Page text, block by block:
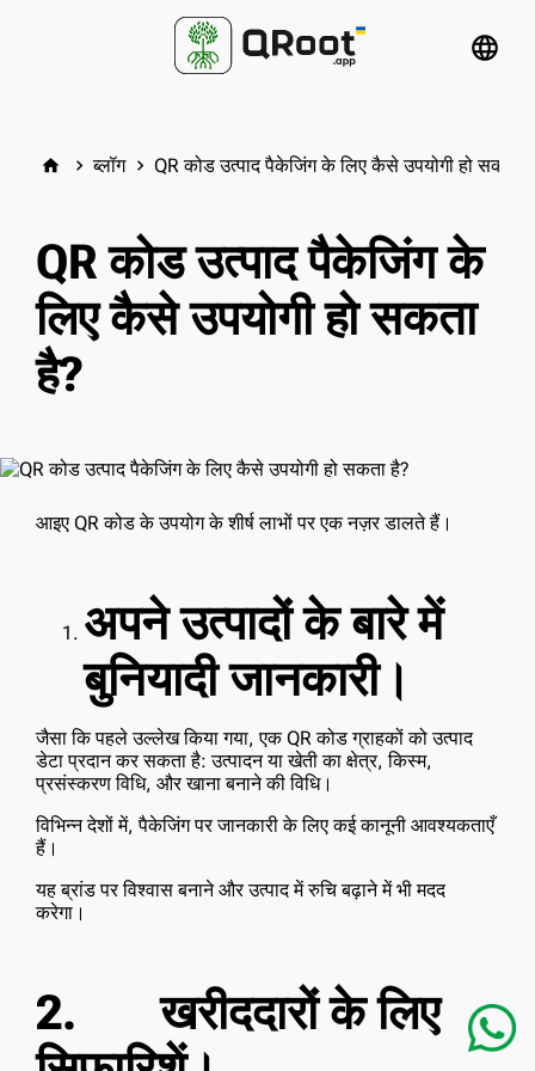
language
home keyboard_arrow_right ब्लॉग keyboard_arrow_right QR कोड उत्पाद पैकेजिंग के लिए कैसे उपयोगी हो सकता
QR कोड उत्पाद पैकेजिंग के
लिए कैसे उपयोगी हो सकता
है?
आइए QR कोड के उपयोग के शीर्ष लाभों पर एक नज़र डालते हैं।
अपने उत्पादों के बारे में
बुनियादी जानकारी।
जैसा कि पहले उल्लेख किया गया, एक QR कोड ग्राहकों को उत्पाद
डेटा प्रदान कर सकता है: उत्पादन या खेती का क्षेत्र, किस्म,
प्रसंस्करण विधि, और खाना बनाने की विधि।
विभिन्न देशों में, पैकेजिंग पर जानकारी के लिए कई कानूनी आवश्यकताएँ
हैं।
यह ब्रांड पर विश्वास बनाने और उत्पाद में रुचि बढ़ाने में भी मदद
करेगा।
2.
खरीददारों के लिए